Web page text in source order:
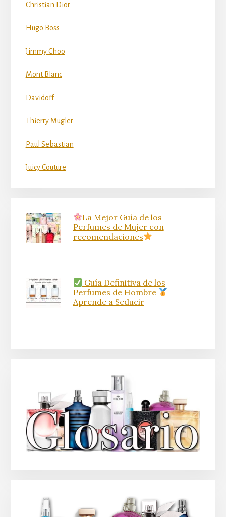
Christian Dior
Hugo Boss
Jimmy Choo
Mont Blanc
Davidoff
Thierry Mugler
Paul Sebastian
Juicy Couture
La Mejor Guía de los
Perfumes de Mujer con
recomendaciones
Guía Definitiva de los
Perfumes de Hombre
Aprende a Seducir